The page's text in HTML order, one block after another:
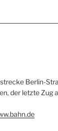
Berlin-
der letzte Zug